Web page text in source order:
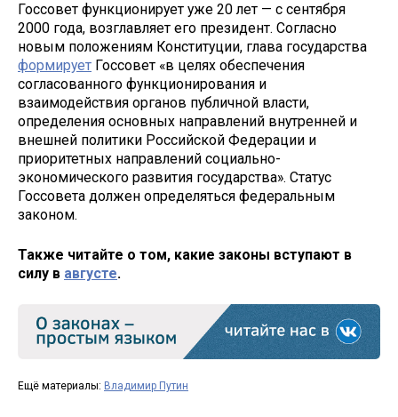
Госсовет функционирует уже 20 лет — с сентября
2000 года, возглавляет его президент. Согласно
новым положениям Конституции, глава государства
формирует Госсовет «в целях обеспечения
согласованного функционирования и
взаимодействия органов публичной власти,
определения основных направлений внутренней и
внешней политики Российской Федерации и
приоритетных направлений социально-
экономического развития государства». Статус
Госсовета должен определяться федеральным
законом.
Также читайте о том, какие законы вступают в
силу в августе.
Ещё материалы: Владимир Путин